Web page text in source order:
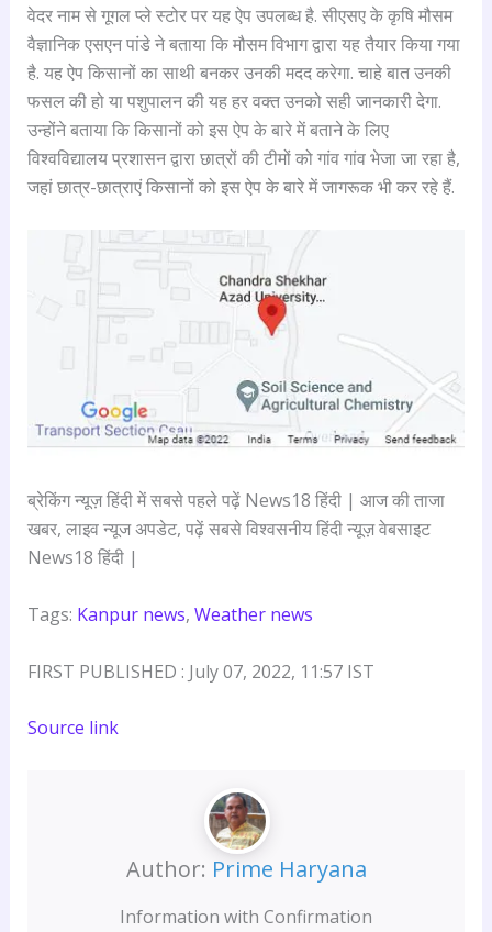
वेदर नाम से गूगल प्ले स्टोर पर यह ऐप उपलब्ध है. सीएसए के कृषि मौसम
वैज्ञानिक एसएन पांडे ने बताया कि मौसम विभाग द्वारा यह तैयार किया गया
है. यह ऐप किसानों का साथी बनकर उनकी मदद करेगा. चाहे बात उनकी
फसल की हो या पशुपालन की यह हर वक्त उनको सही जानकारी देगा.
उन्होंने बताया कि किसानों को इस ऐप के बारे में बताने के लिए
विश्वविद्यालय प्रशासन द्वारा छात्रों की टीमों को गांव गांव भेजा जा रहा है,
जहां छात्र-छात्राएं किसानों को इस ऐप के बारे में जागरूक भी कर रहे हैं.
ब्रेकिंग न्यूज़ हिंदी में सबसे पहले पढ़ें News18 हिंदी | आज की ताजा
खबर, लाइव न्यूज अपडेट, पढ़ें सबसे विश्वसनीय हिंदी न्यूज़ वेबसाइट
News18 हिंदी |
Tags: Kanpur news, Weather news
FIRST PUBLISHED : July 07, 2022, 11:57 IST
Source link
Author: Prime Haryana
Information with Confirmation